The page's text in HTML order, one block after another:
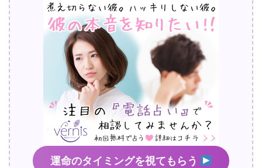
運命のタイミングを視てもらう